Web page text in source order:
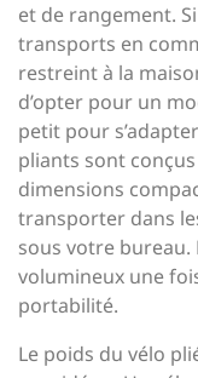
et de rangement.
transports en
restreint à la
d’opter pour un
petit pour
pliants sont
dimensions
transporter dans
sous votre bureau.
volumineux une
portabilité.
Le poids du vélo